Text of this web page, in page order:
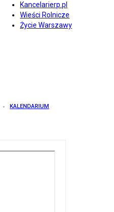
Kancelarierp.pl
Wieści Rolnicze
Życie Warszawy
KALENDARIUM